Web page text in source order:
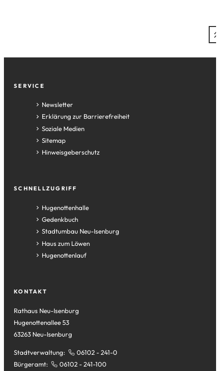
Fußzeile
SERVICE
Newsletter
Erklärung zur Barrierefreiheit
Soziale Medien
Sitemap
Hinweisgeberschutz
SCHNELLZUGRIFF
Hugenottenhalle
(Öffnet
in
einem
neuen
Tab)
Gedenkbuch
(Öffnet
in
einem
neuen
Stadtumbau Neu-Isenburg
(Öffnet
in
einem
Haus zum Löwen
(Öffnet
in
Tab)
Hugenottenlauf
(Öffnet
neuen
KONTAKT
Rathaus Neu-Isenburg
Hugenottenallee 53
63263 Neu-Isenburg
Stadtverwaltung:
06102 - 241-0
Bürgeramt:
06102 - 241-100